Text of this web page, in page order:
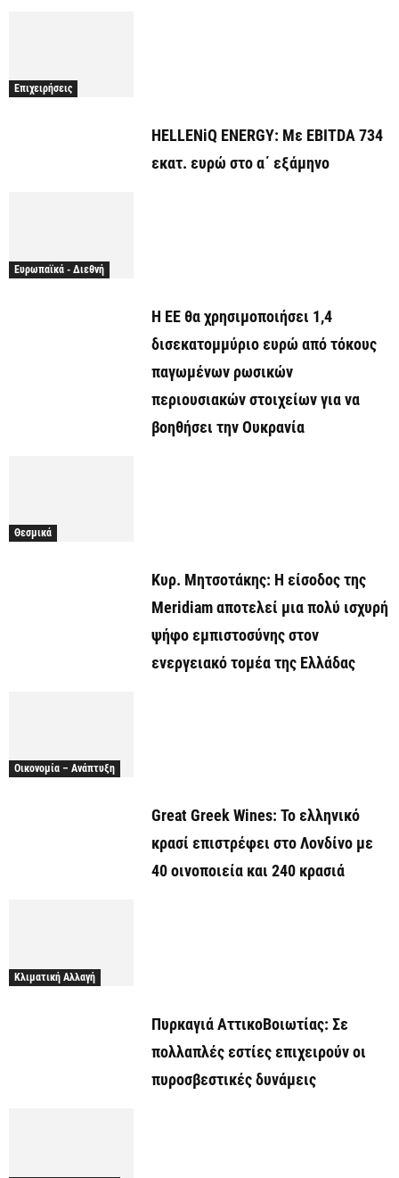
Επιχειρήσεις
HELLENiQ ENERGY: Με EBITDA 734
εκατ. ευρώ στο α΄ εξάμηνο
Ευρωπαϊκά - Διεθνή
Η ΕΕ θα χρησιμοποιήσει 1,4
δισεκατομμύριο ευρώ από τόκους
παγωμένων ρωσικών
περιουσιακών στοιχείων για να
βοηθήσει την Ουκρανία
Θεσμικά
Κυρ. Μητσοτάκης: Η είσοδος της
Meridiam αποτελεί μια πολύ ισχυρή
ψήφο εμπιστοσύνης στον
ενεργειακό τομέα της Ελλάδας
Οικονομία – Ανάπτυξη
Great Greek Wines: Το ελληνικό
κρασί επιστρέφει στο Λονδίνο με
40 οινοποιεία και 240 κρασιά
Κλιματική Αλλαγή
Πυρκαγιά ΑττικοΒοιωτίας: Σε
πολλαπλές εστίες επιχειρούν οι
πυροσβεστικές δυνάμεις